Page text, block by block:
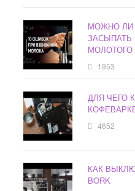
МОЖНО ЛИ
ЗАСЫПАТЬ
МОЛОТОГО
1953
ДЛЯ ЧЕГО
4652
КАК
BORK